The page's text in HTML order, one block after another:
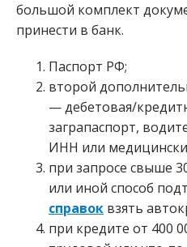
большой комплект
принести в банк.
Паспорт РФ;
второй
— дебетовая/
заграпаспорт,
ИНН или
при запросе свыше
или иной способ
справок взять
при кредите от 400